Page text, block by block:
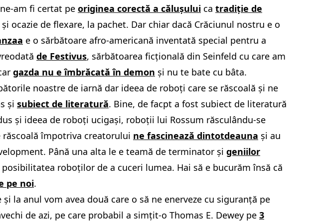
am fi certat pe originea corectă a călușului ca tradiție de
și ocazie de flexare, la pachet. Dar chiar dacă Crăciunul nostru e o
e o sărbătoare afro-americană inventată special pentru a
de Festivus, sărbătoarea ficțională din Seinfeld cu care am
gazda nu e îmbrăcată în demon și nu te bate cu bâta.
noastre de iarnă dar ideea de roboți care se răscoală și ne
și subiect de literatură. Bine, de facpt a fost subiect de literatură
și ideea de roboți ucigași, roboții lui Rossum răsculându-se
împotriva creatorului ne fascinează dintotdeauna și au
Până una alta le e teamă de terminator și geniilor
roboților de a cuceri lumea. Hai să e bucurăm însă că
pe noi.
la anul vom avea două care o să ne enerveze cu siguranță pe
de azi, pe care probabil a simțit-o Thomas E. Dewey pe 3